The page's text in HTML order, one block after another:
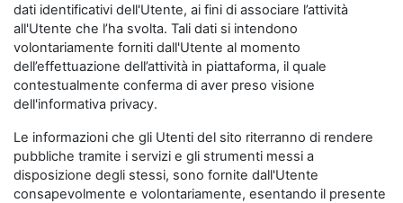
dati identificativi dell'Utente, ai fini di associare l’attività
all'Utente che l’ha svolta. Tali dati si intendono
volontariamente forniti dall'Utente al momento
dell’effettuazione dell’attività in piattaforma, il quale
contestualmente conferma di aver preso visione
dell'informativa privacy.
Le informazioni che gli Utenti del sito riterranno di rendere
pubbliche tramite i servizi e gli strumenti messi a
disposizione degli stessi, sono fornite dall'Utente
consapevolmente e volontariamente, esentando il presente